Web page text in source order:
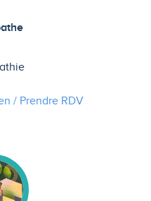
/ Prendre RDV